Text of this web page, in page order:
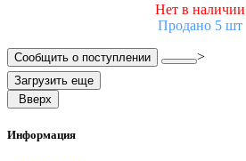
Нет в наличии
Продано 5 шт
Сообщить о поступлении >
Загрузить еще
Вверх
Информация